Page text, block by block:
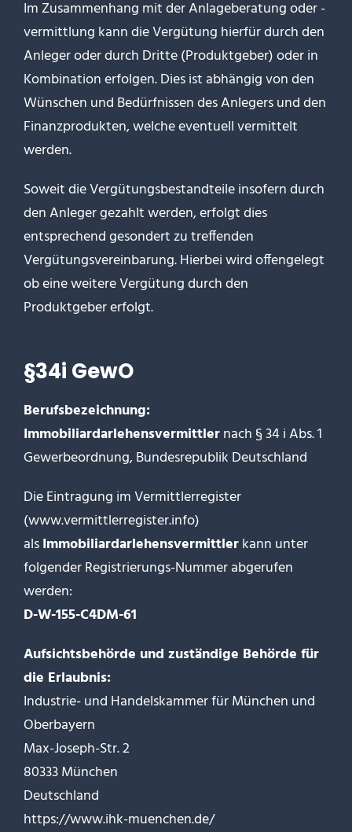
Im Zusammenhang mit der Anlageberatung oder -
vermittlung kann die Vergütung hierfür durch den
Anleger oder durch Dritte (Produktgeber) oder in
Kombination erfolgen. Dies ist abhängig von den
Wünschen und Bedürfnissen des Anlegers und den
Finanzprodukten, welche eventuell vermittelt
werden.
Soweit die Vergütungsbestandteile insofern durch
den Anleger gezahlt werden, erfolgt dies
entsprechend gesondert zu treffenden
Vergütungsvereinbarung. Hierbei wird offengelegt
ob eine weitere Vergütung durch den
Produktgeber erfolgt.
§34i GewO
Berufsbezeichnung:
Immobiliardarlehensvermittlernach § 34 i Abs. 1
Gewerbeordnung, Bundesrepublik Deutschland
Die Eintragung im Vermittlerregister
(www.vermittlerregister.info)
alsImmobiliardarlehensvermittlerkann unter
folgender Registrierungs-Nummer abgerufen
werden:
D-W-155-C4DM-61
Aufsichtsbehörde und zuständige Behörde für
die Erlaubnis:
Industrie- und Handelskammer für München und
Oberbayern
Max-Joseph-Str. 2
80333 München
Deutschland
https://www.ihk-muenchen.de/